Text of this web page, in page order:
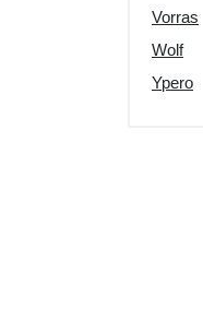
Vorras
Wolf
Ypero